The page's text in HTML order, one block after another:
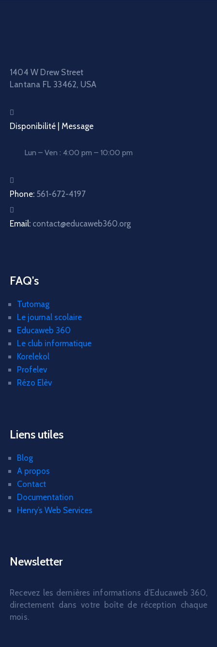
1404 W Drew Street
Lantana FL 33462, USA
Disponibilité | Message
Lun – Ven : 4:00 pm – 10:00 pm
Phone: 561-672-4197
Email: contact@educaweb360.org
FAQ's
Tutomag
Le journal scolaire
Educaweb 360
Le club informatique
Korelekol
Profelev
Rézo Elèv
Liens utiles
Blog
A propos
Contact
Documentation
Henry’s Web Services
Newsletter
Recevez les dernières informations d’Educaweb 360,
directement dans votre boîte de réception chaque
mois.